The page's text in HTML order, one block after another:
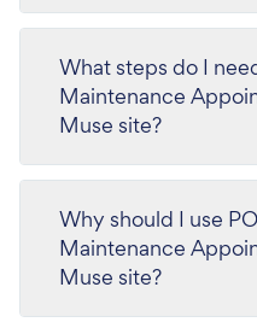
What steps do I
Maintenance
Muse site?
Why should I use
Maintenance
Muse site?